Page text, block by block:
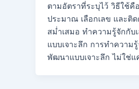
ตามอัตราที่ระบุไว้ วิธีใช้คื
ประมาณ เลือกเลข และติ
สม่ำเสมอ ทำความรู้จักกับ
แบบเจาะลึก การทำความ
พัฒนาแบบเจาะลึก ไม่ใช่แ